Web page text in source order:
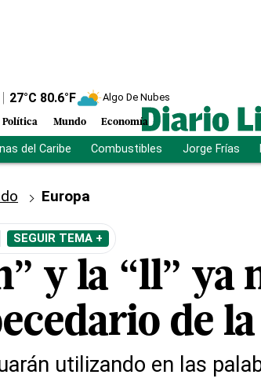
27°C 80.6°F Algo De Nubes
Política Mundo Economía
del Caribe Combustibles Jorge Frías
Europa
SEGUIR TEMA +
y la “ll” ya
de
utilizando en las